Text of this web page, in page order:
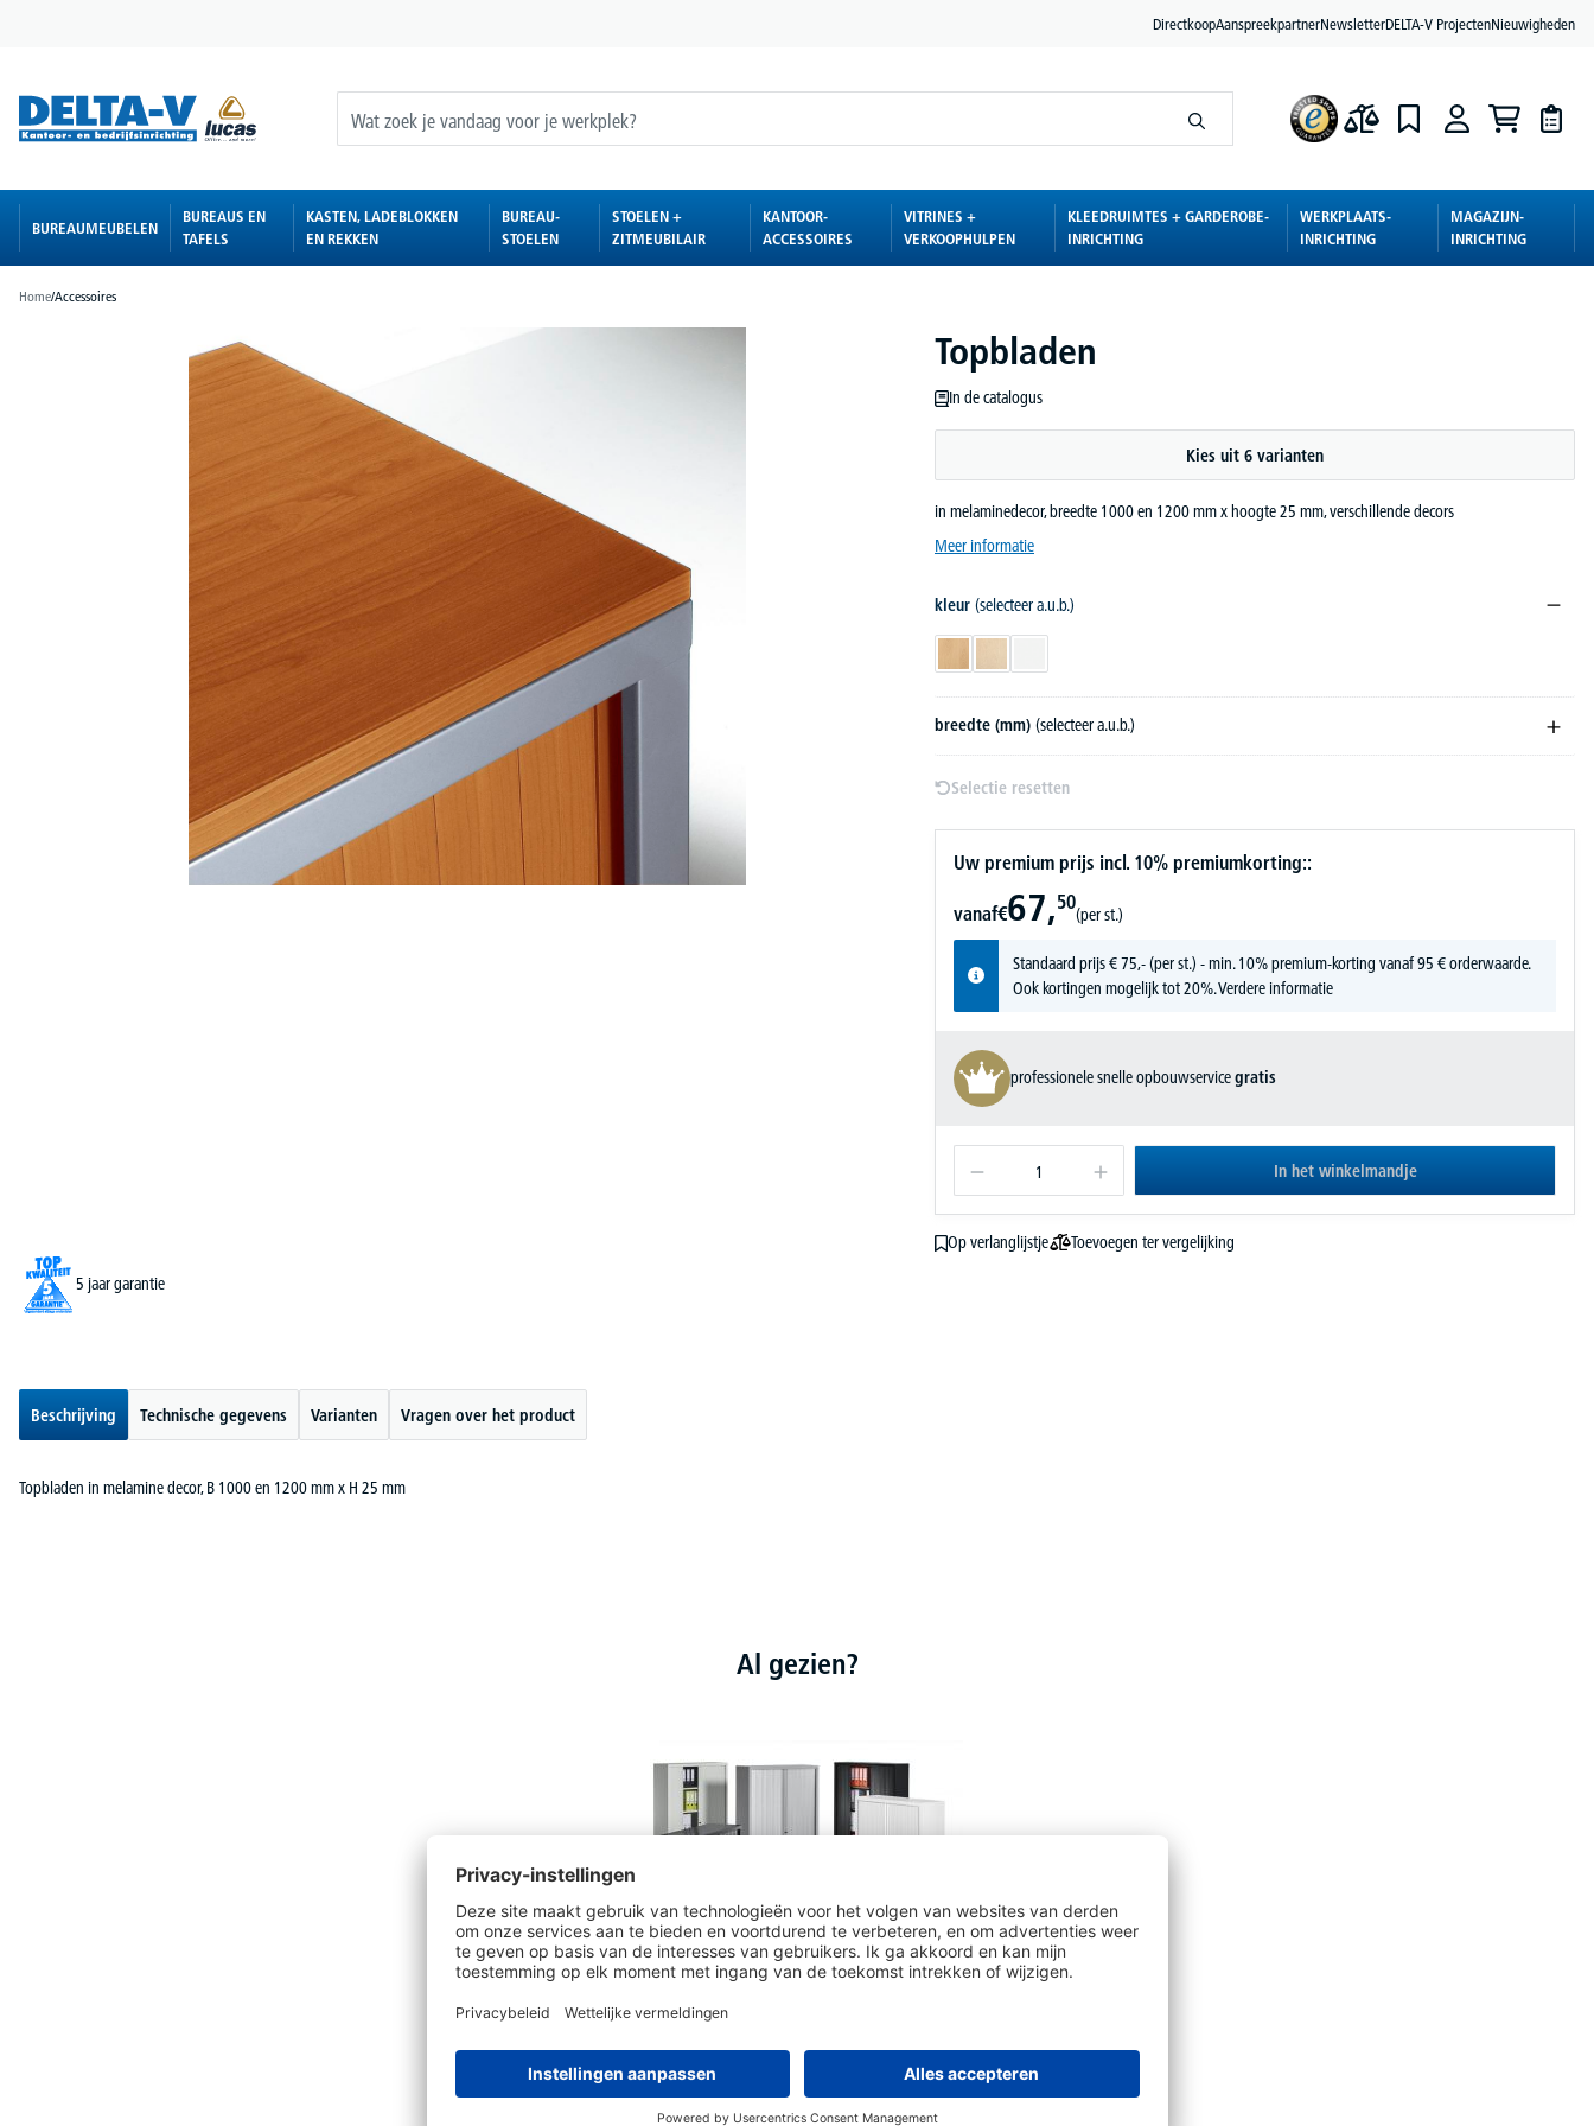
DirectkoopAanspreekpartnerNewsletterDELTA-V ProjectenNieuwigheden
BUREAUMEUBELEN
BUREAUS EN
TAFELS
KASTEN, LADEBLOKKEN
EN REKKEN
BUREAU-
STOELEN
STOELEN +
ZITMEUBILAIR
KANTOOR-
ACCESSOIRES
VITRINES +
VERKOOPHULPEN
KLEEDRUIMTES + GARDEROBE-
INRICHTING
WERKPLAATS-
INRICHTING
MAGAZIJN-
INRICHTING
Home/Accessoires
Topbladen
In de catalogus
Kies uit 6 varianten
in melaminedecor, breedte 1000 en 1200 mm x hoogte 25 mm, verschillende decors
Meer informatie
kleur (selecteer a.u.b.)
breedte (mm) (selecteer a.u.b.)
Selectie resetten
Uw premium prijs incl. 10% premiumkorting::
vanaf€67,50
(per st.)
Standaard prijs€75,-(per st.) - min. 10% premium-korting vanaf 95 € orderwaarde.
Ook kortingen mogelijk tot 20%.Verdere informatie
professionele snelle opbouwservicegratis
In het winkelmandje
Op verlanglijstje
Toevoegen ter vergelijking
5 jaar garantie
Beschrijving Technische gegevens Varianten Vragen over het product
Topbladen in melamine decor, B 1000 en 1200 mm x H 25 mm
Al gezien?
Roldeurkasten uit staal